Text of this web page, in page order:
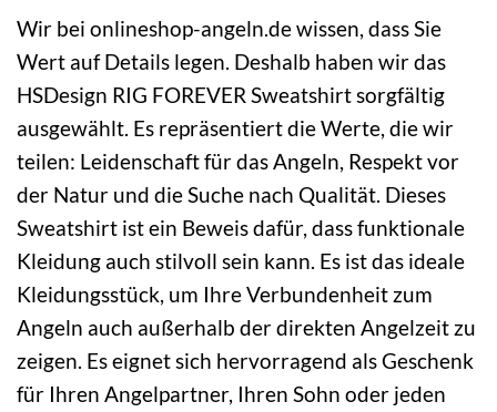
Wir bei onlineshop-angeln.de wissen, dass Sie
Wert auf Details legen. Deshalb haben wir das
HSDesign RIG FOREVER Sweatshirt sorgfältig
ausgewählt. Es repräsentiert die Werte, die wir
teilen: Leidenschaft für das Angeln, Respekt vor
der Natur und die Suche nach Qualität. Dieses
Sweatshirt ist ein Beweis dafür, dass funktionale
Kleidung auch stilvoll sein kann. Es ist das ideale
Kleidungsstück, um Ihre Verbundenheit zum
Angeln auch außerhalb der direkten Angelzeit zu
zeigen. Es eignet sich hervorragend als Geschenk
für Ihren Angelpartner, Ihren Sohn oder jeden